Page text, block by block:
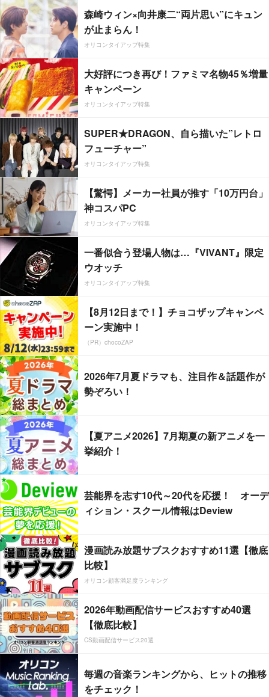
森崎ウィン×向井康二“両片思い”にキュン
が止まらん！
オリコンタイアップ特集
大好評につき再び！ファミマ名物45％増量
キャンペーン
オリコンタイアップ特集
SUPER★DRAGON、自ら描いた”レトロ
フューチャー”
オリコンタイアップ特集
【驚愕】メーカー社員が推す「10万円台」
神コスパPC
オリコンタイアップ特集
一番似合う登場人物は…『VIVANT』限定
ウオッチ
オリコンタイアップ特集
【8月12日まで！】チョコザップキャンペ
ーン実施中！
（PR）chocoZAP
2026年7月夏ドラマも、注目作＆話題作が
勢ぞろい！
【夏アニメ2026】7月期夏の新アニメを一
挙紹介！
芸能界を志す10代～20代を応援！ オーデ
ィション・スクール情報はDeview
漫画読み放題サブスクおすすめ11選【徹底
比較】
オリコン顧客満足度ランキング
2026年動画配信サービスおすすめ40選
【徹底比較】
CS動画配信サービス20選
毎週の音楽ランキングから、ヒットの推移
をチェック！